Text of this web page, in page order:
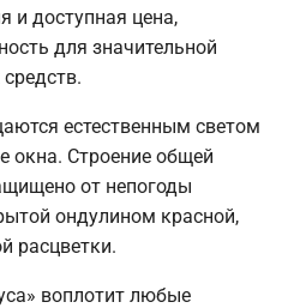
и доступная цена,
для значительной
естественным светом
окна. Строение общей
от непогоды
ондулином красной,
расцветки.
воплотит любые